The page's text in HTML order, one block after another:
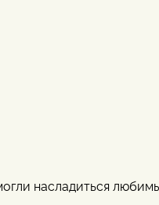
насладиться